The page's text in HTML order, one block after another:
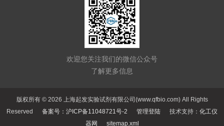
欢迎您关注我们的微信公众号
了解更多信息
版权所有 © 2026 上海起发实验试剂有限公司(www.qfbio.com) All Rights
Reserved 备案号：沪ICP备11048721号-2 管理登陆 技术支持： 化工仪
器网
sitemap.xml